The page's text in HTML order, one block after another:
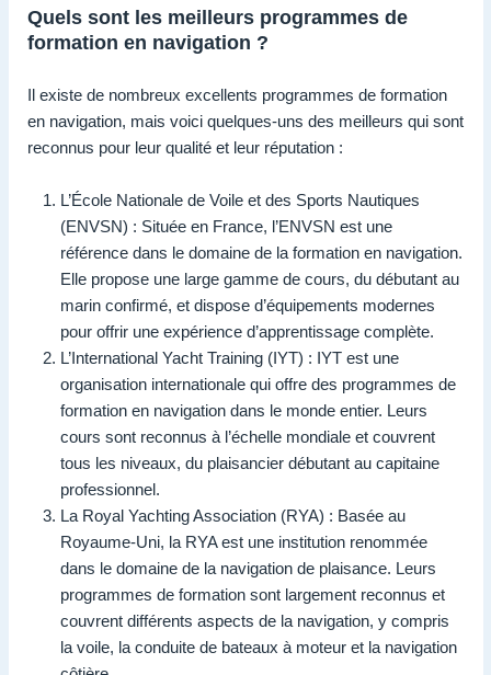
Quels sont les meilleurs programmes de
formation en navigation ?
Il existe de nombreux excellents programmes de formation
en navigation, mais voici quelques-uns des meilleurs qui sont
reconnus pour leur qualité et leur réputation :
L’École Nationale de Voile et des Sports Nautiques
(ENVSN) : Située en France, l’ENVSN est une
référence dans le domaine de la formation en navigation.
Elle propose une large gamme de cours, du débutant au
marin confirmé, et dispose d’équipements modernes
pour offrir une expérience d’apprentissage complète.
L’International Yacht Training (IYT) : IYT est une
organisation internationale qui offre des programmes de
formation en navigation dans le monde entier. Leurs
cours sont reconnus à l’échelle mondiale et couvrent
tous les niveaux, du plaisancier débutant au capitaine
professionnel.
La Royal Yachting Association (RYA) : Basée au
Royaume-Uni, la RYA est une institution renommée
dans le domaine de la navigation de plaisance. Leurs
programmes de formation sont largement reconnus et
couvrent différents aspects de la navigation, y compris
la voile, la conduite de bateaux à moteur et la navigation